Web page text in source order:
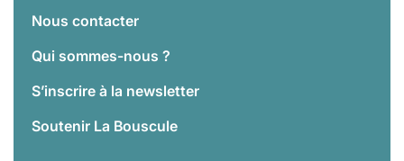
Nous contacter
Qui sommes-nous ?
S’inscrire à la newsletter
Soutenir La Bouscule